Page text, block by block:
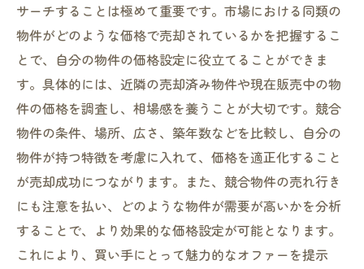
サーチすることは極めて重要です。市場における同類の
物件がどのような価格で売却されているかを把握するこ
とで、自分の物件の価格設定に役立てることができま
す。具体的には、近隣の売却済み物件や現在販売中の物
件の価格を調査し、相場感を養うことが大切です。競合
物件の条件、場所、広さ、築年数などを比較し、自分の
物件が持つ特徴を考慮に入れて、価格を適正化すること
が売却成功につながります。また、競合物件の売れ行き
にも注意を払い、どのような物件が需要が高いかを分析
することで、より効果的な価格設定が可能となります。
これにより、買い手にとって魅力的なオファーを提示